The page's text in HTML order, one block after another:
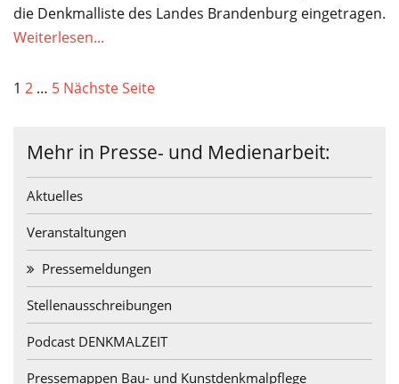
die Denkmalliste des Landes Brandenburg eingetragen.
Weiterlesen...
1 2 … 5 Nächste Seite
Mehr in Presse- und Medienarbeit:
Aktuelles
Veranstaltungen
Pressemeldungen
Stellenausschreibungen
Podcast DENKMALZEIT
Pressemappen Bau- und Kunstdenkmalpflege